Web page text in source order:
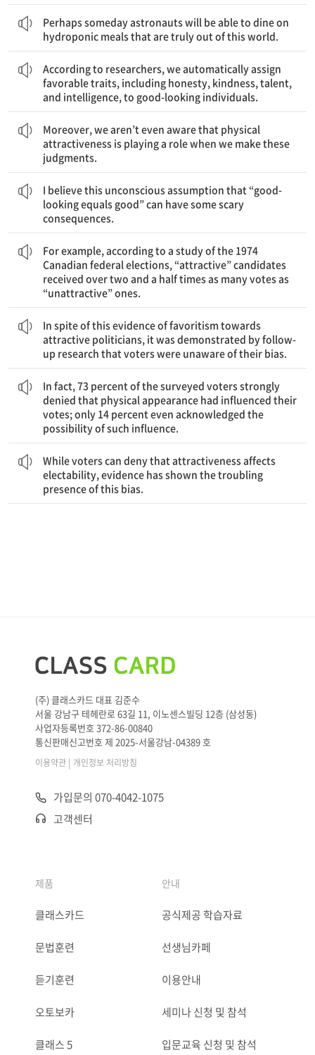
Perhaps someday astronauts will be able to dine on
hydroponic meals that are truly out of this world.
According to researchers, we automatically assign
favorable traits, including honesty, kindness, talent,
and intelligence, to good-looking individuals.
Moreover, we aren’t even aware that physical
attractiveness is playing a role when we make these
judgments.
I believe this unconscious assumption that “good-
looking equals good” can have some scary
consequences.
For example, according to a study of the 1974
Canadian federal elections, “attractive” candidates
received over two and a half times as many votes as
“unattractive” ones.
In spite of this evidence of favoritism towards
attractive politicians, it was demonstrated by follow-
up research that voters were unaware of their bias.
In fact, 73 percent of the surveyed voters strongly
denied that physical appearance had influenced their
votes; only 14 percent even acknowledged the
possibility of such influence.
While voters can deny that attractiveness affects
electability, evidence has shown the troubling
presence of this bias.
(주) 클래스카드 대표 김준수
서울 강남구 테헤란로 63길 11, 이노센스빌딩 12층 (삼성동)
사업자등록번호 372-86-00840
통신판매신고번호 제 2025-서울강남-04389 호
이용약관 | 개인정보 처리방침
가입문의 070-4042-1075
고객센터
제품
클래스카드
문법훈련
듣기훈련
오토보카
클래스 5
안내
공식제공 학습자료
선생님카페
이용안내
세미나 신청 및 참석
입문교육 신청 및 참석